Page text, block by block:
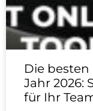
Die
Jahr 2026:
für Ihr